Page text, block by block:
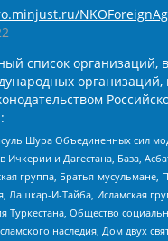
список организаций,
Шура Объединенных сил
Ичкерии и Дагестана, База,
группа, Братья-мусульмане,
Лашкар-И-Тайба, Исламская
Туркестана, Общество
наследия, Дом двух